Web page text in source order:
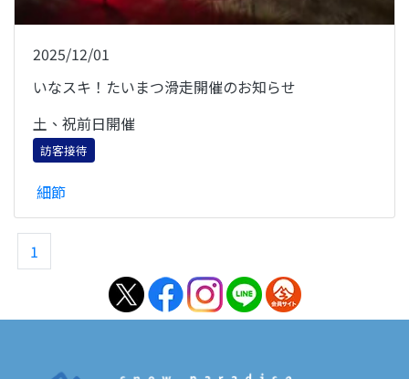
2025/12/01
いなスキ！たいまつ滑走開催のお知らせ
土、祝前日開催
訪客接待
細節
1